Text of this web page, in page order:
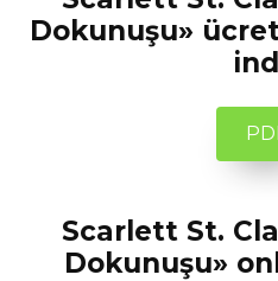
Dokunuşu»
Scarlett St.
Dokunuşu»